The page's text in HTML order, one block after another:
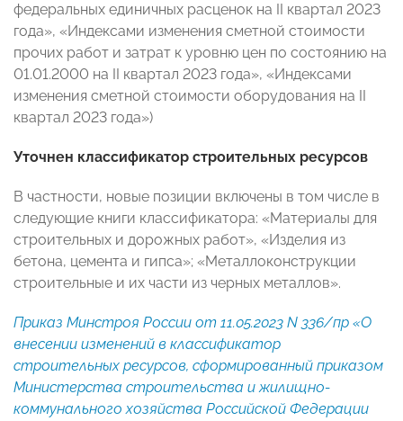
федеральных единичных расценок на II квартал 2023
года», «Индексами изменения сметной стоимости
прочих работ и затрат к уровню цен по состоянию на
01.01.2000 на II квартал 2023 года», «Индексами
изменения сметной стоимости оборудования на II
квартал 2023 года»)
Уточнен классификатор строительных ресурсов
В частности, новые позиции включены в том числе в
следующие книги классификатора: «Материалы для
строительных и дорожных работ», «Изделия из
бетона, цемента и гипса»; «Металлоконструкции
строительные и их части из черных металлов».
Приказ Минстроя России от 11.05.2023 N 336/пр «О
внесении изменений в классификатор
строительных ресурсов, сформированный приказом
Министерства строительства и жилищно-
коммунального хозяйства Российской Федерации